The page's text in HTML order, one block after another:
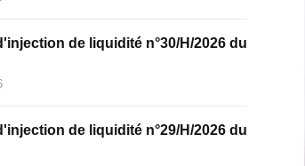
de liquidité n°30/H/2026 du
de liquidité n°29/H/2026 du